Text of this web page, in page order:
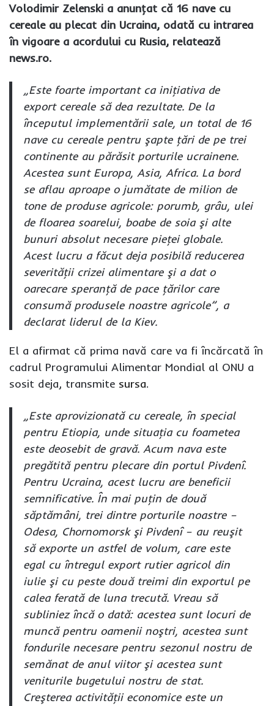
Volodimir Zelenski a anunţat că 16 nave cu
cereale au plecat din Ucraina, odată cu intrarea
în vigoare a acordului cu Rusia, relatează
news.ro.
„Este foarte important ca iniţiativa de
export cereale să dea rezultate. De la
începutul implementării sale, un total de 16
nave cu cereale pentru şapte ţări de pe trei
continente au părăsit porturile ucrainene.
Acestea sunt Europa, Asia, Africa. La bord
se aflau aproape o jumătate de milion de
tone de produse agricole: porumb, grâu, ulei
de floarea soarelui, boabe de soia şi alte
bunuri absolut necesare pieţei globale.
Acest lucru a făcut deja posibilă reducerea
severităţii crizei alimentare şi a dat o
oarecare speranţă de pace ţărilor care
consumă produsele noastre agricole”, a
declarat liderul de la Kiev.
El a afirmat că prima navă care va fi încărcată în
cadrul Programului Alimentar Mondial al ONU a
sosit deja, transmite sursa.
„Este aprovizionată cu cereale, în special
pentru Etiopia, unde situaţia cu foametea
este deosebit de gravă. Acum nava este
pregătită pentru plecare din portul Pivdenî.
Pentru Ucraina, acest lucru are beneficii
semnificative. În mai puţin de două
săptămâni, trei dintre porturile noastre –
Odesa, Chornomorsk şi Pivdenî – au reuşit
să exporte un astfel de volum, care este
egal cu întregul export rutier agricol din
iulie şi cu peste două treimi din exportul pe
calea ferată de luna trecută. Vreau să
subliniez încă o dată: acestea sunt locuri de
muncă pentru oamenii noştri, acestea sunt
fondurile necesare pentru sezonul nostru de
semănat de anul viitor şi acestea sunt
veniturile bugetului nostru de stat.
Creşterea activităţii economice este un